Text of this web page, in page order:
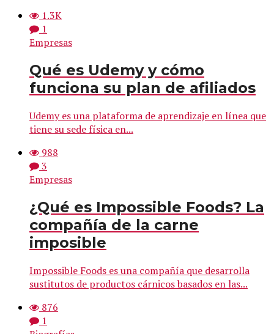
1.3K
1
Empresas
Qué es Udemy y cómo
funciona su plan de afiliados
Udemy es una plataforma de aprendizaje en línea que
tiene su sede física en...
988
3
Empresas
¿Qué es Impossible Foods? La
compañía de la carne
imposible
Impossible Foods es una compañía que desarrolla
sustitutos de productos cárnicos basados en las...
876
1